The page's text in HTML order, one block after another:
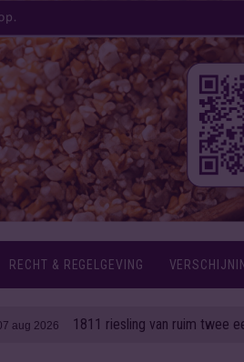
RECHT & REGELGEVING
1811 riesling van ruim twee eeuwen oud